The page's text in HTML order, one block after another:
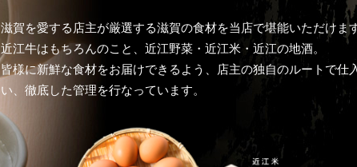
滋賀を愛する店主が厳選する滋賀の食材を当店で堪能いただけます
近江牛はもちろんのこと、近江野菜・近江米・近江の地酒。
皆様に新鮮な食材をお届けできるよう、店主の独自のルートで仕
い、徹底した管理を行なっています。